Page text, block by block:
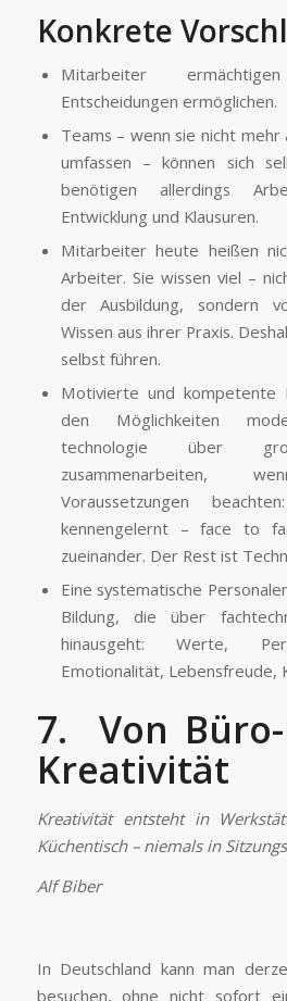
Konkrete
Mitarbeiter
Entscheidungen ermöglichen.
Teams – wenn sie nicht
umfassen – können sich
benötigen allerdings
Entwicklung und Klausuren.
Mitarbeiter heute heißen
Arbeiter. Sie wissen viel –
der Ausbildung, sondern
Wissen aus ihrer Praxis.
selbst führen.
Motivierte und kompetente
den Möglichkeiten
technologie über
zusammenarbeiten,
Voraussetzungen
kennengelernt – face to
zueinander. Der Rest ist
Eine systematische
Bildung, die über
hinausgeht: Werte,
Emotionalität, Lebensfreude,
7. Von
Kreativität
Kreativität entsteht in
Küchentisch – niemals in
Alf Biber
In Deutschland kann man
besuchen, ohne nicht sofort